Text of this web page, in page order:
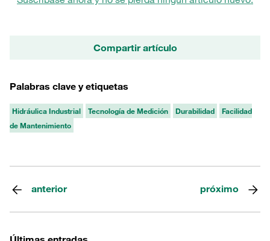
Compartir artículo
Palabras clave y etiquetas
Hidráulica Industrial Tecnología de Medición Durabilidad
Facilidad
de Mantenimiento
anterior próximo